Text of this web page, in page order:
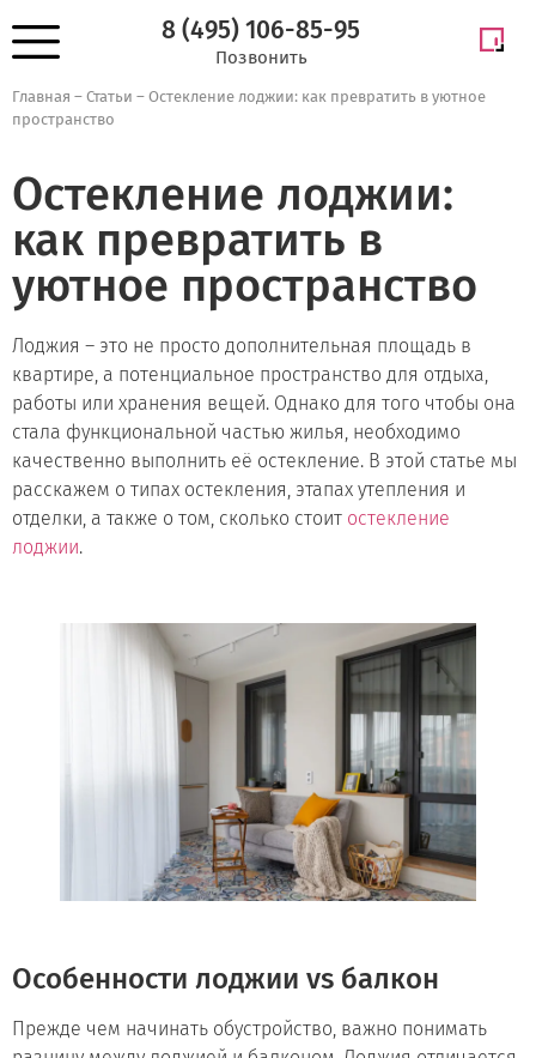
8 (495) 106-85-95
Позвонить
Главная – Статьи – Остекление лоджии: как превратить в уютное
пространство
Остекление лоджии:
как превратить в
уютное пространство
Лоджия – это не просто дополнительная площадь в
квартире, а потенциальное пространство для отдыха,
работы или хранения вещей. Однако для того чтобы она
стала функциональной частью жилья, необходимо
качественно выполнить её остекление. В этой статье мы
расскажем о типах остекления, этапах утепления и
отделки, а также о том, сколько стоит остекление
лоджии.
Особенности лоджии vs балкон
Прежде чем начинать обустройство, важно понимать